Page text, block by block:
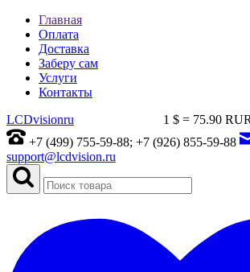
Главная
Оплата
Доставка
Заберу сам
Услуги
Контакты
1 $ = 75.90
LCDvisionru
+7 (499) 755-59-88; +7 (926) 855-59-88
support@lcdvision.ru